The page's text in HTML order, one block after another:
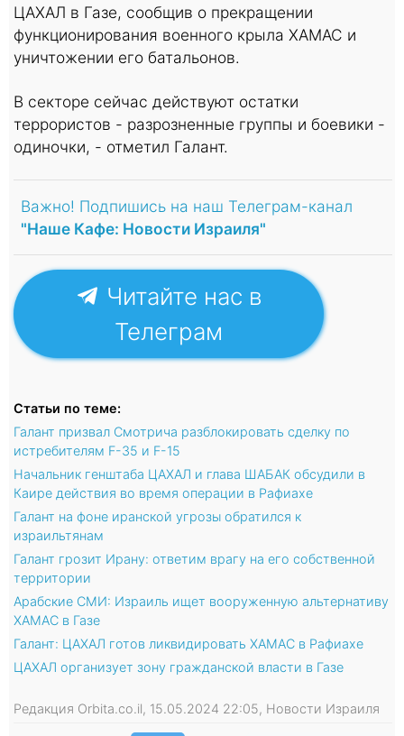
ЦАХАЛ в Газе, сообщив о прекращении
функционирования военного крыла ХАМАС и
уничтожении его батальонов.
В секторе сейчас действуют остатки
террористов - разрозненные группы и боевики -
одиночки, - отметил Галант.
Важно! Подпишись на наш Телеграм-канал
"Наше Кафе: Новости Израиля"
Читайте нас в
Телеграм
Статьи по теме:
Галант призвал Смотрича разблокировать сделку по
истребителям F-35 и F-15
Начальник генштаба ЦАХАЛ и глава ШАБАК обсудили в
Каире действия во время операции в Рафиахе
Галант на фоне иранской угрозы обратился к
израильтянам
Галант грозит Ирану: ответим врагу на его собственной
территории
Арабские СМИ: Израиль ищет вооруженную альтернативу
ХАМАС в Газе
Галант: ЦАХАЛ готов ликвидировать ХАМАС в Рафиахе
ЦАХАЛ организует зону гражданской власти в Газе
Редакция Orbita.co.il, 15.05.2024 22:05, Новости Израиля